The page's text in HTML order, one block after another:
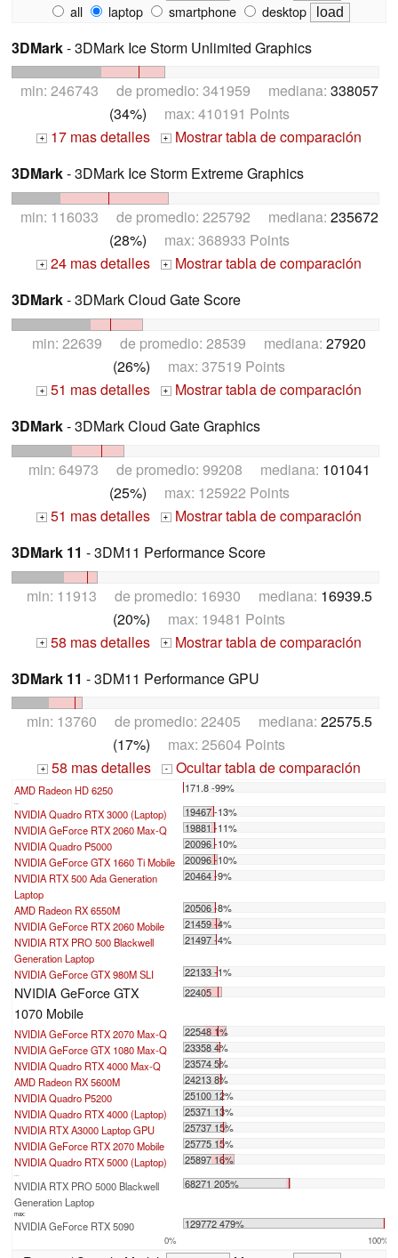
all
laptop smartphone desktop
3DMark- 3DMark Ice Storm Unlimited Graphics
min: 246743 de promedio: 341959 mediana: 338057
(34%) max: 410191 Points
+ 17 mas detalles + Mostrar tabla de comparación
3DMark- 3DMark Ice Storm Extreme Graphics
min: 116033 de promedio: 225792 mediana: 235672
(28%) max: 368933 Points
+ 24 mas detalles + Mostrar tabla de comparación
3DMark- 3DMark Cloud Gate Score
min: 22639 de promedio: 28539 mediana: 27920
(26%) max: 37519 Points
+ 51 mas detalles + Mostrar tabla de comparación
3DMark- 3DMark Cloud Gate Graphics
min: 64973 de promedio: 99208 mediana: 101041
(25%) max: 125922 Points
+ 51 mas detalles + Mostrar tabla de comparación
3DMark 11 - 3DM11 Performance Score
min: 11913 de promedio: 16930 mediana: 16939.5
(20%) max: 19481 Points
+ 58 mas detalles + Mostrar tabla de comparación
3DMark 11 - 3DM11 Performance GPU
min: 13760 de promedio: 22405 mediana: 22575.5
(17%) max: 25604 Points
+ 58 mas detalles - Ocultar tabla de comparación
AMD Radeon HD 6250 171.8 -99%
...
NVIDIA Quadro RTX 3000 (Laptop)
19467 -13%
NVIDIA GeForce RTX 2060 Max-Q
19881 -11%
NVIDIA Quadro P5000
20096 -10%
NVIDIA GeForce GTX 1660 Ti Mobile
20096 -10%
NVIDIA RTX 500 Ada Generation
Laptop
20464 -9%
AMD Radeon RX 6550M
20506 -8%
NVIDIA GeForce RTX 2060 Mobile
21459 -4%
NVIDIA RTX PRO 500 Blackwell
Generation Laptop
21497 -4%
NVIDIA GeForce GTX 980M SLI 22133 -1%
NVIDIA GeForce GTX
1070 Mobile
22405
NVIDIA GeForce RTX 2070 Max-Q
22548 1%
NVIDIA GeForce GTX 1080 Max-Q
23358 4%
NVIDIA Quadro RTX 4000 Max-Q
23574 5%
AMD Radeon RX 5600M
24213 8%
NVIDIA Quadro P5200
25100 12%
NVIDIA Quadro RTX 4000 (Laptop)
25371 13%
NVIDIA RTX A3000 Laptop GPU
25737 15%
NVIDIA GeForce RTX 2070 Mobile
25775 15%
NVIDIA Quadro RTX 5000 (Laptop)
25897 16%
...
NVIDIA RTX PRO 5000 Blackwell
Generation Laptop
68271 205%
max:
NVIDIA GeForce RTX 5090 129772 479%
0% 100%